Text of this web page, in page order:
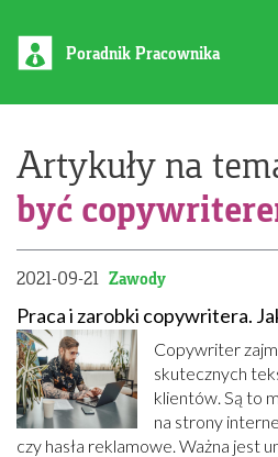
Poradnik Pracownika
Artykuły na
być
2021-09-21 Zawody
Praca i zarobki copywritera.
Copywriter
skutecznych
klientów. Są to
na strony
czy hasła reklamowe. Ważna jest